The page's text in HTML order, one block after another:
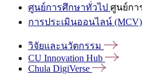
ศูนย์การศึกษาทั่วไป ศูนย์กา
การประเมินออนไลน์ (MCV)
วิจัยและนวัตกรรม
CU Innovation Hub
Chula DigiVerse